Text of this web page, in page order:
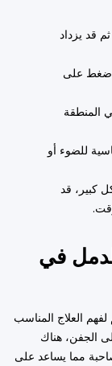
قد يزداد
ضغط على
المنطقة
للضوء أو
كبير، قد
في
العلاج المناسب
الجفن، هناك
مما يساعد على